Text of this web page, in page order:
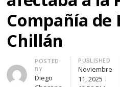
Compañía de
Chillán
Author
POSTED
BY
Diego
PUBLISHED
Noviembre
11, 2025